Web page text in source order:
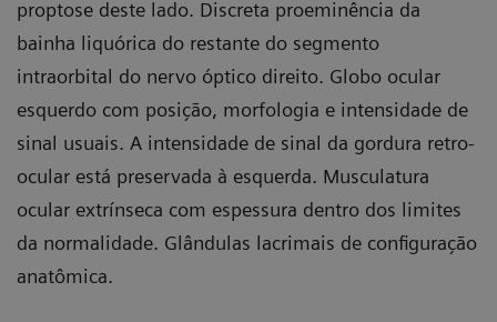
proptose deste lado. Discreta proeminência da
bainha liquórica do restante do segmento
intraorbital do nervo óptico direito. Globo ocular
esquerdo com posição, morfologia e intensidade de
sinal usuais. A intensidade de sinal da gordura retro-
ocular está preservada à esquerda. Musculatura
ocular extrínseca com espessura dentro dos limites
da normalidade. Glândulas lacrimais de configuração
anatômica.